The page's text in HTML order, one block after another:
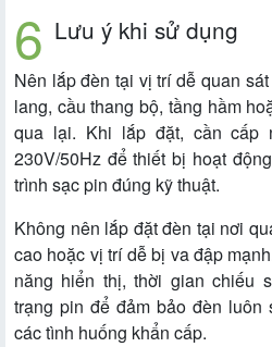
Lưu ý khi sử dụng
Nên lắp đèn tại vị trí dễ quan
lang, cầu thang bộ, tầng hầm
qua lại. Khi lắp đặt, cần cấp
230V/50Hz để thiết bị hoạt
trình sạc pin đúng kỹ thuật.
Không nên lắp đặt đèn tại nơi
cao hoặc vị trí dễ bị va đập
năng hiển thị, thời gian chiếu
trạng pin để đảm bảo đèn luôn
các tình huống khẩn cấp.